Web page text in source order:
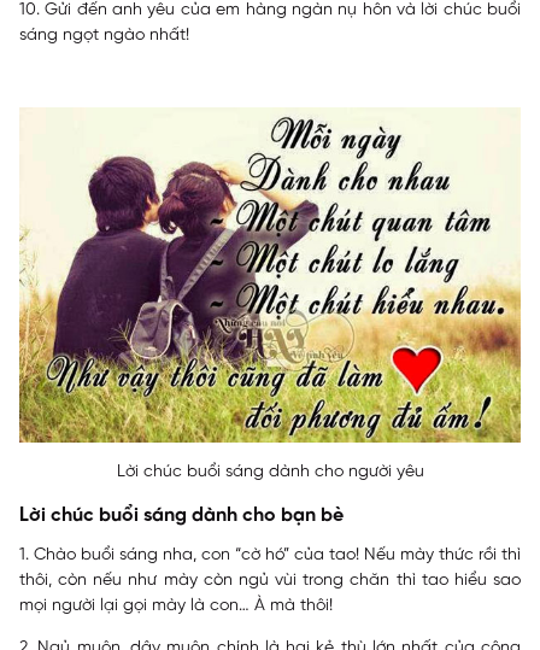
10. Gửi đến anh yêu của em hàng ngàn nụ hôn và lời chúc buổi
sáng ngọt ngào nhất!
Lời chúc buổi sáng dành cho người yêu
Lời chúc buổi sáng dành cho bạn bè
1. Chào buổi sáng nha, con “cờ hó” của tao! Nếu mày thức rồi thì
thôi, còn nếu như mày còn ngủ vùi trong chăn thì tao hiểu sao
mọi người lại gọi mày là con… À mà thôi!